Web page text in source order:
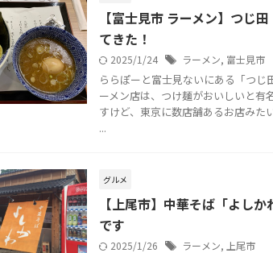
【富士見市 ラーメン】つじ
てきた！
2025/1/24 ラーメン, 富士見市
ららぽーと富士見ないにある「つじ
ーメン店は、つけ麺がおいしいと有
すけど、東京に数店舗あるお店みた
...
グルメ
【上尾市】中華そば「よし
です
2025/1/26 ラーメン, 上尾市